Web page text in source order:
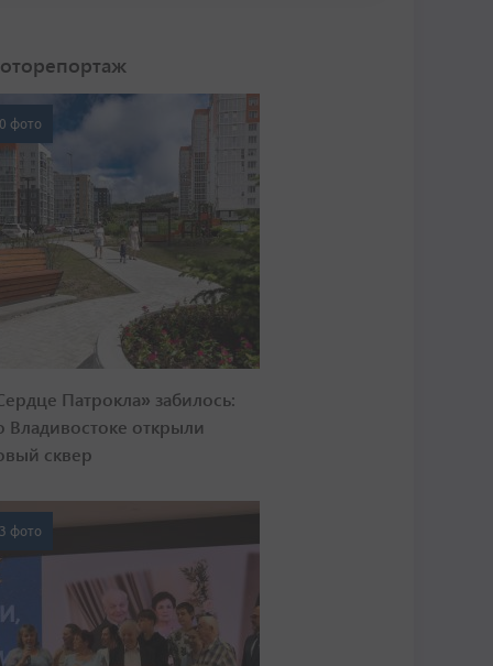
фото
Патрокла» забилось:
Владивостоке открыли
сквер
фото